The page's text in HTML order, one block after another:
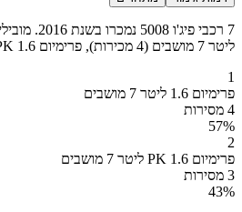
ליטר 7 מושבים (4 מכירות), פרימיום PK 1.6 ליטר 7 מושבים (3 מכירות).
1
פרימיום 1.6 ליטר 7 מושבים
4 מסירות
57%
2
פרימיום PK 1.6 ליטר 7 מושבים
3 מסירות
43%